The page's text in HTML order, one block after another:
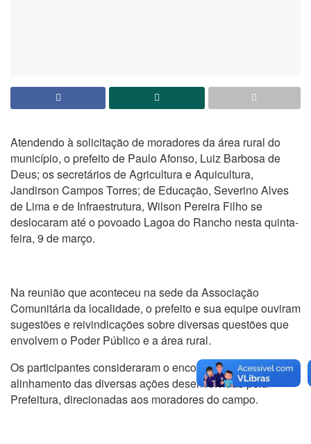
Atendendo à solicitação de moradores da área rural do
município, o prefeito de Paulo Afonso, Luiz Barbosa de
Deus; os secretários de Agricultura e Aquicultura,
Jandirson Campos Torres; de Educação, Severino Alves
de Lima e de Infraestrutura, Wilson Pereira Filho se
deslocaram até o povoado Lagoa do Rancho nesta quinta-
feira, 9 de março.
Na reunião que aconteceu na sede da Associação
Comunitária da localidade, o prefeito e sua equipe ouviram
sugestões e reivindicações sobre diversas questões que
envolvem o Poder Público e a área rural.
Os participantes consideraram o encontro positivo para o
alinhamento das diversas ações desenvolvidas pela
Prefeitura, direcionadas aos moradores do campo.